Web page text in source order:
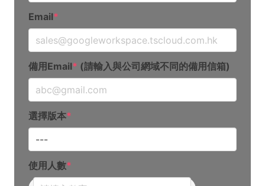
Email*
備用Email* (請輸入與公司網域不同的備用信箱)
選擇版本*
使用人數*